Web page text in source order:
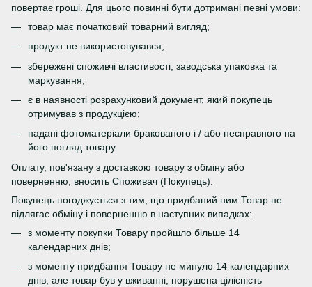
повертає гроші. Для цього повинні бути дотримані певні умови:
товар має початковий товарний вигляд;
продукт не використовувався;
збережені споживчі властивості, заводська упаковка та
маркування;
є в наявності розрахунковий документ, який покупець
отримував з продукцією;
надані фотоматеріали бракованого і / або несправного на
його погляд товару.
Оплату, пов'язану з доставкою товару з обміну або
поверненню, вносить Споживач (Покупець).
Покупець погоджується з тим, що придбаний ним Товар не
підлягає обміну і поверненню в наступних випадках:
з моменту покупки Товару пройшло більше 14
календарних днів;
з моменту придбання Товару не минуло 14 календарних
днів, але товар був у вживанні, порушена цілісність